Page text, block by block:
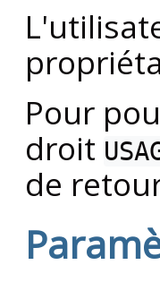
Pour
droit
de